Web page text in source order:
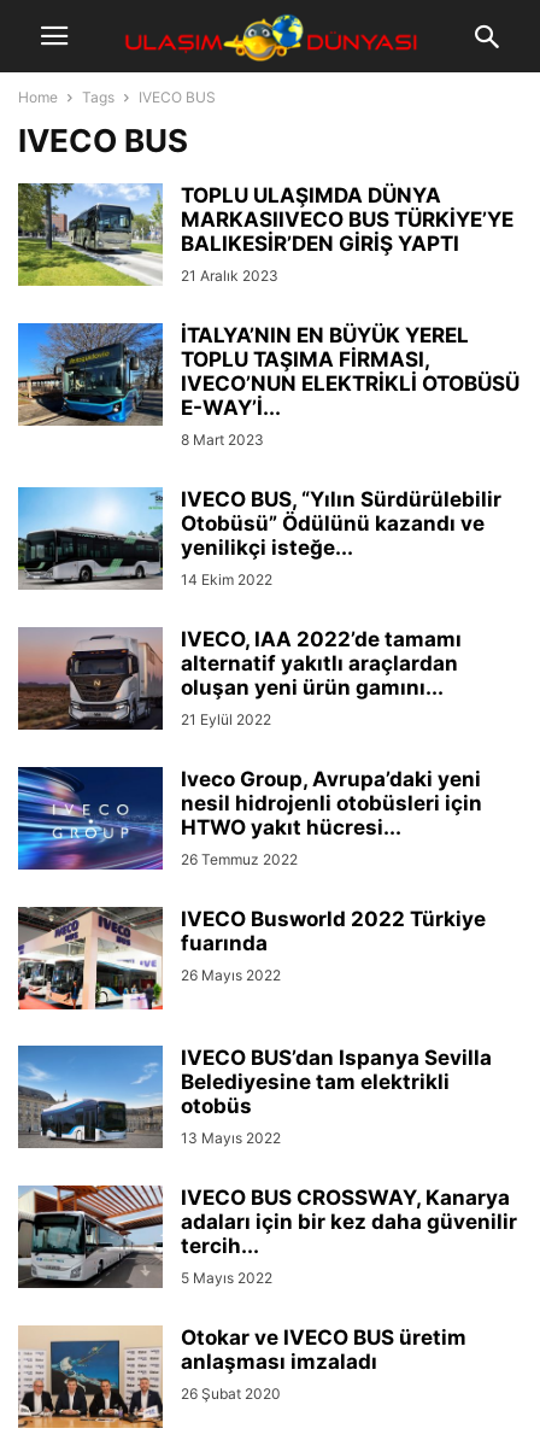
Home Tags IVECO BUS
IVECO BUS
TOPLU ULAŞIMDA DÜNYA
MARKASIIVECO BUS TÜRKİYE’YE
BALIKESİR’DEN GİRİŞ YAPTI
21 Aralık 2023
İTALYA’NIN EN BÜYÜK YEREL
TOPLU TAŞIMA FİRMASI,
IVECO’NUN ELEKTRİKLİ OTOBÜSÜ
E-WAY’İ...
8 Mart 2023
IVECO BUS, “Yılın Sürdürülebilir
Otobüsü” Ödülünü kazandı ve
yenilikçi isteğe...
14 Ekim 2022
IVECO, IAA 2022’de tamamı
alternatif yakıtlı araçlardan
oluşan yeni ürün gamını...
21 Eylül 2022
Iveco Group, Avrupa’daki yeni
nesil hidrojenli otobüsleri için
HTWO yakıt hücresi...
26 Temmuz 2022
IVECO Busworld 2022 Türkiye
fuarında
26 Mayıs 2022
IVECO BUS’dan Ispanya Sevilla
Belediyesine tam elektrikli
otobüs
13 Mayıs 2022
IVECO BUS CROSSWAY, Kanarya
adaları için bir kez daha güvenilir
tercih...
5 Mayıs 2022
Otokar ve IVECO BUS üretim
anlaşması imzaladı
26 Şubat 2020